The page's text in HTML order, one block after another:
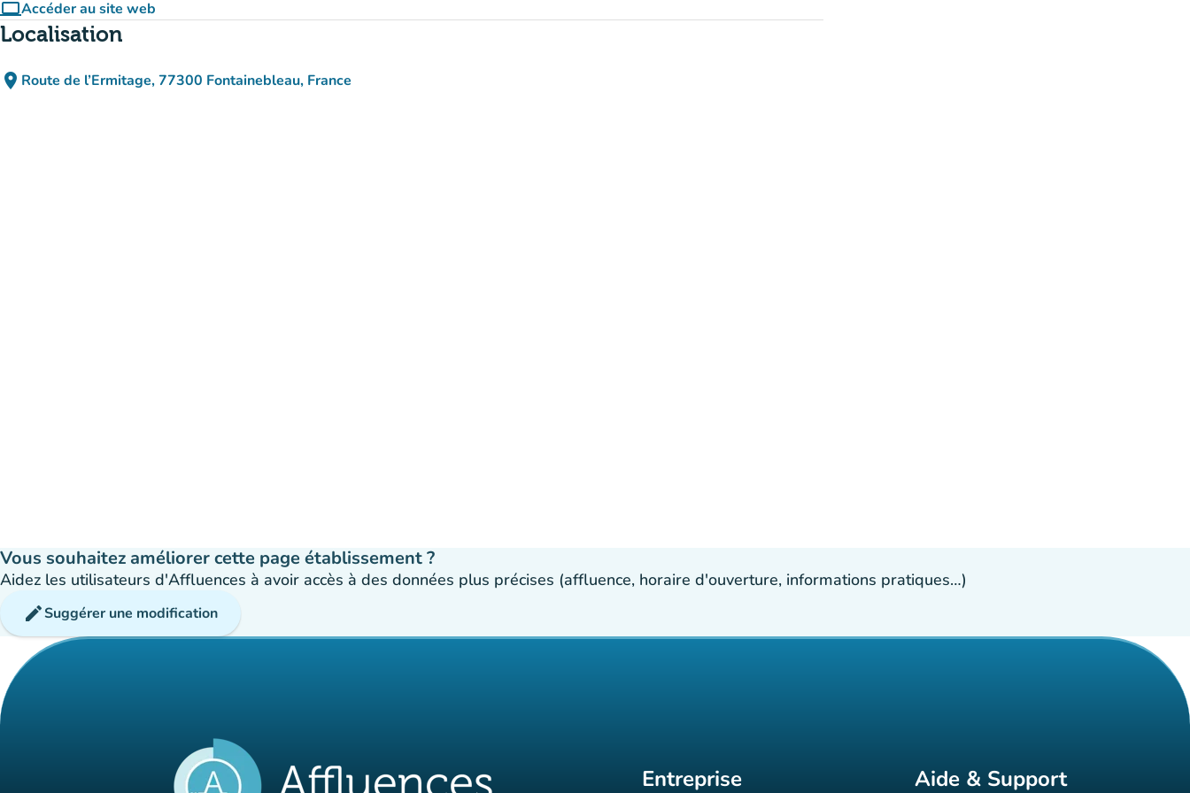
computerAccéder au site web
(nouvel onglet)
Localisation
place Route de l’Ermitage, 77300 Fontainebleau, France
(ouvrir dans Google Maps)
(nouvel onglet)
Vous souhaitez améliorer cette page établissement ?
Aidez les utilisateurs d'Affluences à avoir accès à des données plus précises (affluence, horaire d'ouverture, informations pratiques…)
editSuggérer une modification
Entreprise Aide & Support